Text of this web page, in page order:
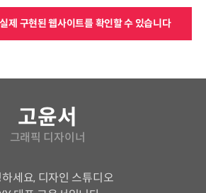
제 구현된 웹사이트를 확인할 수 있습니다
고윤서
그래픽 디자이너
세요, 디자인 스튜디오